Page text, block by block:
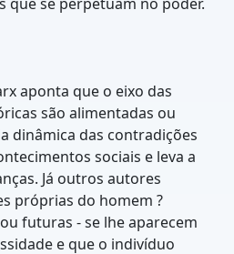
aponta que o eixo das
são alimentadas ou
dinâmica das contradições
sociais e leva a
Já outros autores
próprias do homem ?
futuras - se lhe aparecem
e que o indivíduo